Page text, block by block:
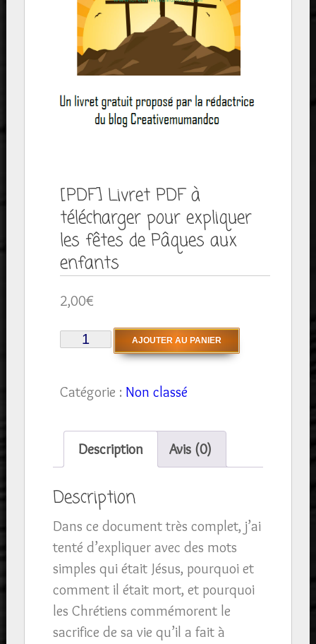
[PDF] Livret PDF à
télécharger pour expliquer
les fêtes de Pâques aux
enfants
2,00€
quantité
Livret
télécharger
pour
expliquer
les
fêtes
de
Pâques
aux
enfants
AJOUTER AU PANIER
Catégorie : Non classé
Description Avis (0)
Description
Dans ce document très complet, j’ai
tenté d’expliquer avec des mots
simples qui était Jésus, pourquoi et
comment il était mort, et pourquoi
les Chrétiens commémorent le
sacrifice de sa vie qu’il a fait à